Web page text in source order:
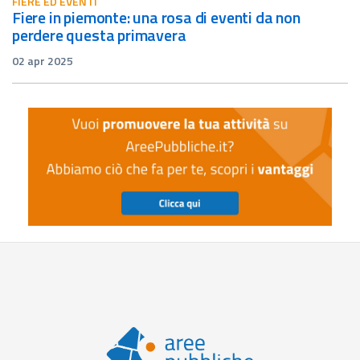
fiere in piemonte: una rosa di eventi da non
perdere questa primavera
02 apr 2025